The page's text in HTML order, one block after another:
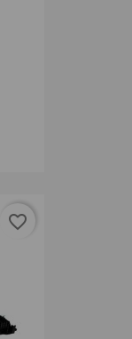
favorite_border